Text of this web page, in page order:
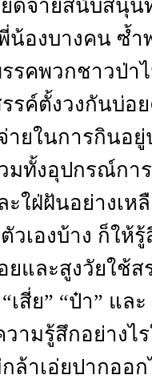
ยดจ่ายสนับสนุ
น้องบางคน ซ้ำ
คพวกชาวป่า
รค์ตั้งวงกันบ่อย
ยในการกินอยู่
มทั้งอุปกรณ์กา
ใฝ่ฝันอย่างเห
เองบ้าง ก็ให้
และสูงวัยใช้ส
เสี่ย” “ป๋า” และ
ามรู้สึกอย่างไร
าเอ่ยปากออก